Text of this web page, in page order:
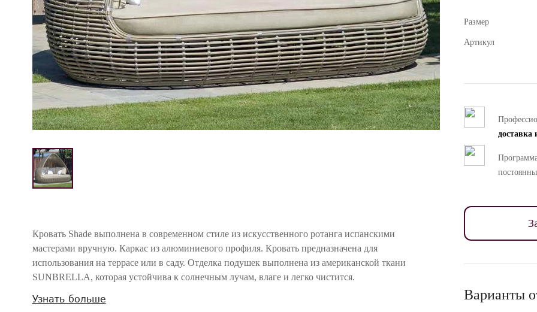
Кровать Shade выполнена в современном стиле из искусственного ротанга испанскими
мастерами вручную. Каркас из алюминиевого профиля. Кровать предназначена для
использования на террасе или в саду. Отделка подушек выполнена из американской ткани
SUNBRELLA, которая устойчива к солнечным лучам, влаге и легко чистится.
В стандартную комплектацию входит матрас и подушки спинки. Декоративные подушки в
Узнать больше
Размер
Артикул
доставка
Варианты